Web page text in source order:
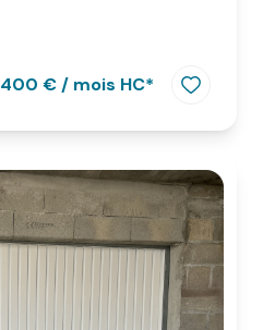
400 € / mois HC*